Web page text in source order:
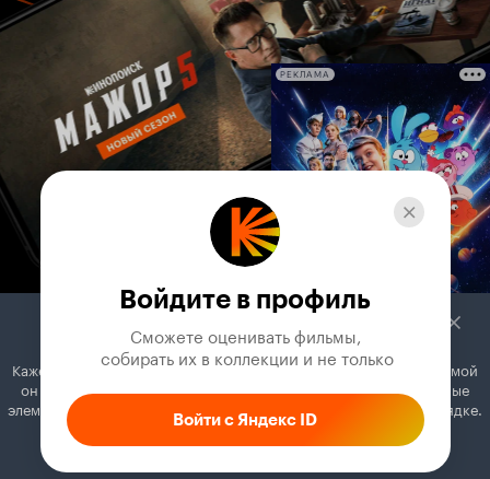
РЕКЛАМА
Войдите в профиль
Сможете оценивать фильмы,
собирать их в коллекции и не только
Войти с Яндекс ID
Кажется, вы используете блокировщик рекламы. Вместе с рекламой
он может отключать постеры, папки с фильмами и другие важные
элементы. Добавьте Кинопоиск в исключения, и всё будет в порядке.
Как это сделать